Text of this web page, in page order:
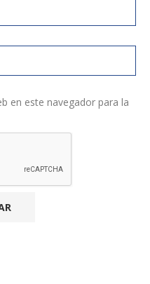
en este navegador para la